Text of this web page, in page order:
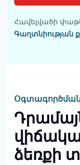
Հավելվածի
Գաղտնիության
ձեռքի